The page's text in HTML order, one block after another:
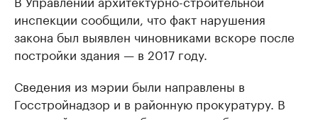
инспекции сообщили, что факт нарушения
закона был выявлен чиновниками вскоре после
постройки здания — в 2017 году.
Сведения из мэрии были направлены в
Госстройнадзор и в районную прокуратуру. В